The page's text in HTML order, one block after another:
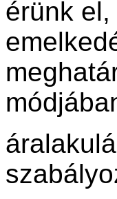
érünk